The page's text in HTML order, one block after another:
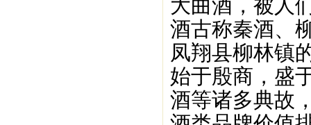
大曲酒，被人
酒古称秦酒、
凤翔县柳林镇
始于殷商，盛
酒等诸多典故